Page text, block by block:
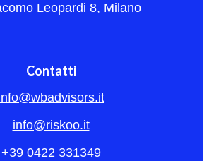
Leopardi 8, Milano
Contatti
info@riskoo.it
+39 0422 331349